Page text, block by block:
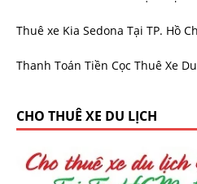
Thuê xe Kia Sedona Tại TP. Hồ
Thanh Toán Tiền Cọc Thuê Xe
CHO THUÊ XE DU LỊCH